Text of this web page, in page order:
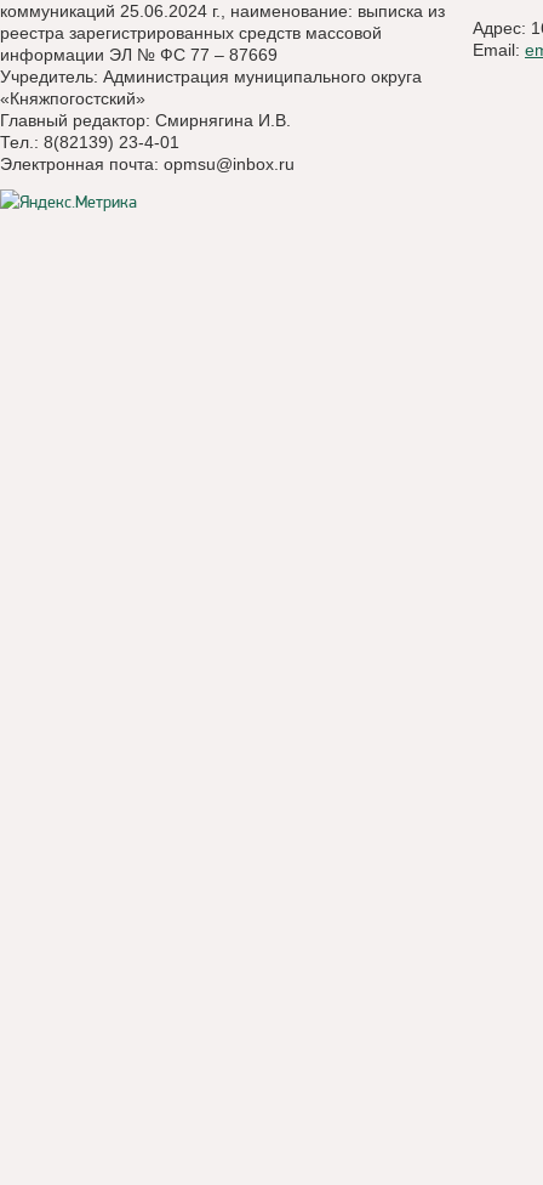
коммуникаций 25.06.2024 г., наименование: выписка из
реестра зарегистрированных средств массовой
информации ЭЛ № ФС 77 – 87669
Учредитель: Администрация муниципального округа
«Княжпогостский»
Главный редактор: Смирнягина И.В.
Тел.: 8(82139) 23-4-01
Электронная почта: opmsu@inbox.ru
Адрес:
Email: